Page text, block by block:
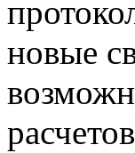
новые